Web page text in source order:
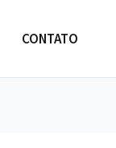
CONTATO